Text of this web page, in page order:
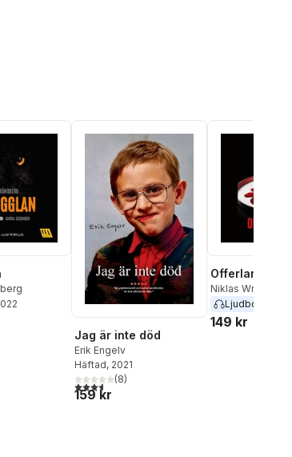
Totalt antal röster:
Jag är inte död
Erik Engelv
Häftad, 2021
3,6utav 5 stjärnor. Totalt antal röster:
(8)
159 kr
Offerlammet
Niklas
Ljudbok
149 kr